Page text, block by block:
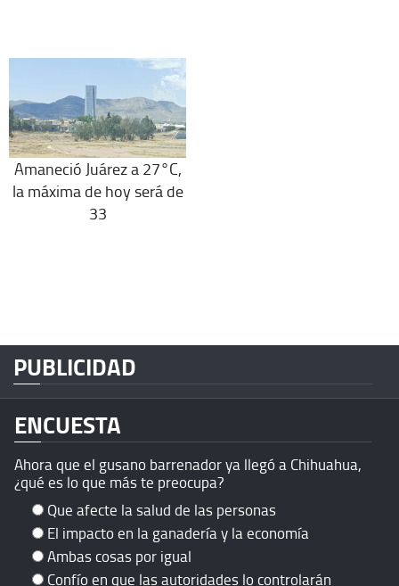
Amaneció Juárez a 27°C,
la máxima de hoy será de
33
PUBLICIDAD
ENCUESTA
Ahora que el gusano barrenador ya llegó a Chihuahua,
¿qué es lo que más te preocupa?
Que afecte la salud de las personas
El impacto en la ganadería y la economía
Ambas cosas por igual
Confío en que las autoridades lo controlarán